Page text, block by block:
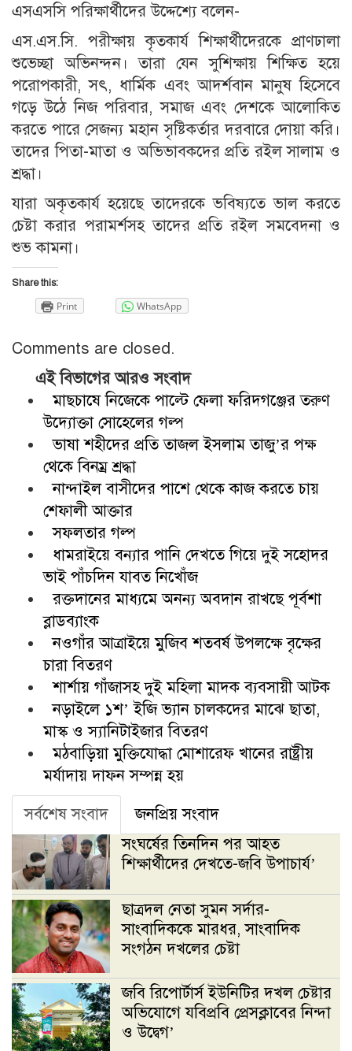
এসএসসি পরিক্ষার্থীদের উদ্দেশ্যে বলেন-
এস.এস.সি. পরীক্ষায় কৃতকার্য শিক্ষার্থীদেরকে প্রাণঢালা
শুভেচ্ছা অভিনন্দন। তারা যেন সুশিক্ষায় শিক্ষিত হয়ে
পরোপকারী, সৎ, ধার্মিক এবং আদর্শবান মানুষ হিসেবে
গড়ে উঠে নিজ পরিবার, সমাজ এবং দেশকে আলোকিত
করতে পারে সেজন্য মহান সৃষ্টিকর্তার দরবারে দোয়া করি।
তাদের পিতা-মাতা ও অভিভাবকদের প্রতি রইল সালাম ও
শ্রদ্ধা।
যারা অকৃতকার্য হয়েছে তাদেরকে ভবিষ্যতে ভাল করতে
চেষ্টা করার পরামর্শসহ তাদের প্রতি রইল সমবেদনা ও
শুভ কামনা।
Share this:
Print WhatsApp
Comments are closed.
এই বিভাগের আরও সংবাদ
মাছচাষে নিজেকে পাল্টে ফেলা ফরিদগঞ্জের তরুণ
উদ্যোক্তা সোহেলের গল্প
ভাষা শহীদের প্রতি তাজল ইসলাম তাজু’র পক্ষ
থেকে বিনম্র শ্রদ্ধা
নান্দাইল বাসীদের পাশে থেকে কাজ করতে চায়
শেফালী আক্তার
সফলতার গল্প
ধামরাইয়ে বন্যার পানি দেখতে গিয়ে দুই সহোদর
ভাই পাঁচদিন যাবত নিখোঁজ
রক্তদানের মাধ্যমে অনন্য অবদান রাখছে পূর্বশা
ব্লাডব্যাংক
নওগাঁর আত্রাইয়ে মুজিব শতবর্ষ উপলক্ষে বৃক্ষের
চারা বিতরণ
শার্শায় গাঁজাসহ দুই মহিলা মাদক ব্যবসায়ী আটক
নড়াইলে ১শ’ ইজি ভ্যান চালকদের মাঝে ছাতা,
মাস্ক ও স্যানিটাইজার বিতরণ
মঠবাড়িয়া মুক্তিযোদ্ধা মোশারেফ খানের রাষ্ট্রীয়
মর্যাদায় দাফন সম্পন্ন হয়
সর্বশেষ সংবাদ
জনপ্রিয় সংবাদ
সংঘর্ষের তিনদিন পর আহত
শিক্ষার্থীদের দেখতে-জবি উপাচার্য’
ছাত্রদল নেতা সুমন সর্দার-
সাংবাদিককে মারধর, সাংবাদিক
সংগঠন দখলের চেষ্টা
জবি রিপোর্টার্স ইউনিটির দখল চেষ্টার
অভিযোগে যবিপ্রবি প্রেসক্লাবের নিন্দা
ও উদ্বেগ’